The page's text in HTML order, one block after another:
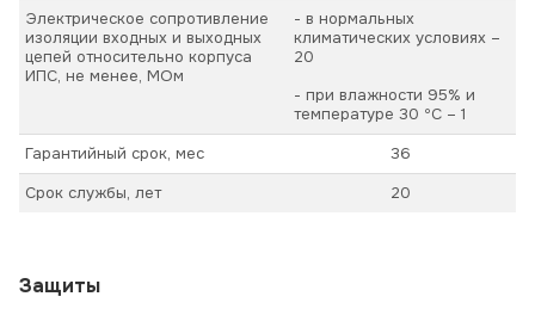
Электрическое сопротивление
изоляции входных и выходных
цепей относительно корпуса
ИПС, не менее, МОм
- в нормальных
климатических условиях –
20
- при влажности 95% и
температуре 30 ºС – 1
Гарантийный срок, мес
36
Срок службы, лет
20
Защиты